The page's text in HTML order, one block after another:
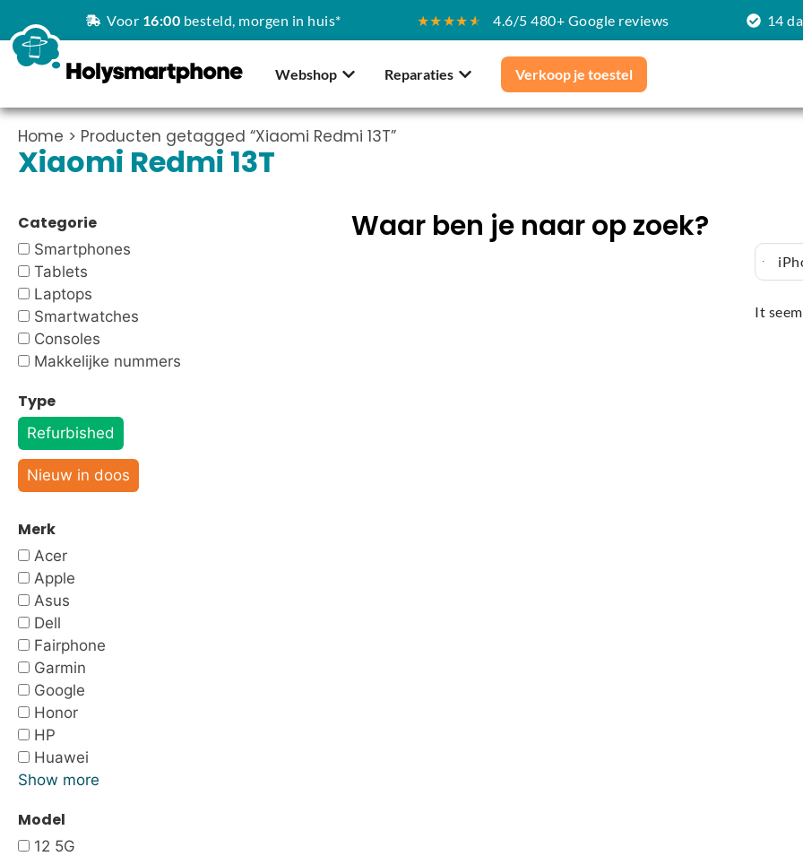
Voor 16:00 besteld, morgen in huis* ★★★★★ 4.6/5 480+ Google reviews 14
Webshop Reparaties Verkoop je toestel
Home > Producten getagged “Xiaomi Redmi 13T”
Xiaomi Redmi 13T
Categorie
Smartphones
Tablets
Laptops
Smartwatches
Consoles
Makkelijke nummers
Type
Refurbished
Nieuw in doos
Merk
Acer
Apple
Asus
Dell
Fairphone
Garmin
Google
Honor
HP
Huawei
Show more
Model
12 5G
Waar ben je naar op zoek?
It